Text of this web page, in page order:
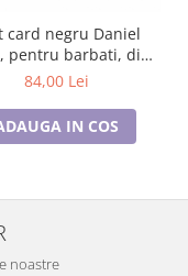
card negru Daniel
pentru barbati, din
DKW3048-01
84,00 Lei
IN COS
noastre